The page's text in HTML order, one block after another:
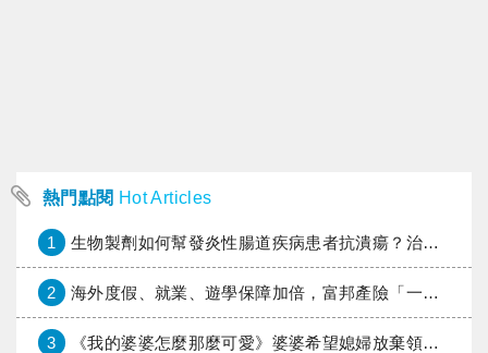
熱門點閱 Hot Articles
1 生物製劑如何幫發炎性腸道疾病患者抗潰瘍？治療進展與健保給付困境一次看
2 海外度假、就業、遊學保障加倍，富邦產險「一期逐夢」專案加碼遠距醫療與緊急救援
3 《我的婆婆怎麼那麼可愛》婆婆希望媳婦放棄領取已故兒子身故理賠金，可以這樣做嗎？